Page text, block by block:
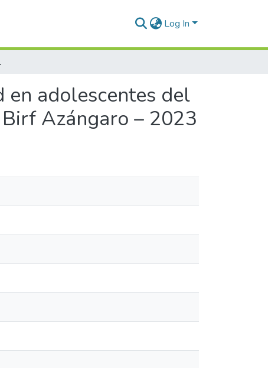
Log In
– 2023
en adolescentes del
Azángaro – 2023